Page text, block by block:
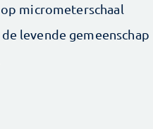
micrometerschaal
levende gemeenschap